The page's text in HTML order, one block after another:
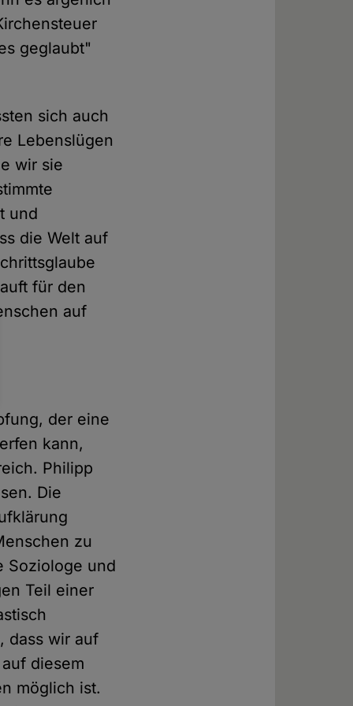
geglaubt"
sich auch
Lebenslügen
wir sie
und
die Welt auf
für den
auf
der eine
kann,
Philipp
Die
zu
Soziologe und
Teil einer
dass wir auf
diesem
möglich ist.